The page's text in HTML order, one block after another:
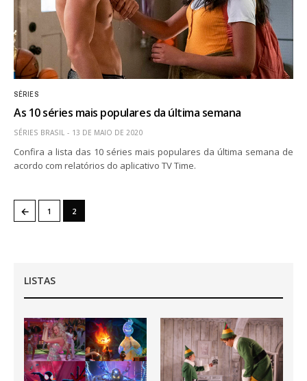
SÉRIES
As 10 séries mais populares da última semana
SÉRIES BRASIL 13 DE MAIO DE 2020
Confira a lista das 10 séries mais populares da última semana de
acordo com relatórios do aplicativo TV Time.
← 1 2
LISTAS